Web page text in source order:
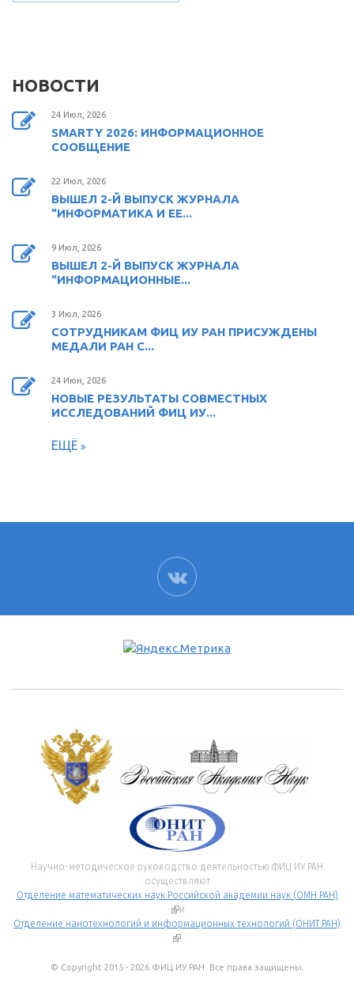
НОВОСТИ
24 Июл, 2026
SMARTY 2026: ИНФОРМАЦИОННОЕ
СООБЩЕНИЕ
22 Июл, 2026
ВЫШЕЛ 2-Й ВЫПУСК ЖУРНАЛА
"ИНФОРМАТИКА И ЕЕ...
9 Июл, 2026
ВЫШЕЛ 2-Й ВЫПУСК ЖУРНАЛА
"ИНФОРМАЦИОННЫЕ...
3 Июл, 2026
СОТРУДНИКАМ ФИЦ ИУ РАН ПРИСУЖДЕНЫ
МЕДАЛИ РАН С...
24 Июн, 2026
НОВЫЕ РЕЗУЛЬТАТЫ СОВМЕСТНЫХ
ИССЛЕДОВАНИЙ ФИЦ ИУ...
ЕЩЁ
ВК
Научно-методическое руководство деятельностью ФИЦ ИУ РАН
осуществляют
Отделение математических наук Российской академии наук (ОМН РАН)
(внешняя ссылка)
и
Отделение нанотехнологий и информационных технологий (ОНИТ РАН)
(внешняя ссылка)
.
© Copyright 2015 - 2026 ФИЦ ИУ РАН. Все права защищены.